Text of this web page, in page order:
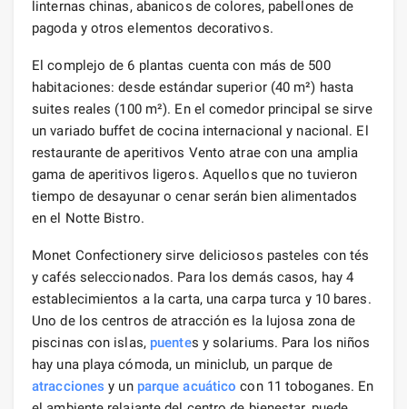
linternas chinas, abanicos de colores, pabellones de
pagoda y otros elementos decorativos.
El complejo de 6 plantas cuenta con más de 500
habitaciones: desde estándar superior (40 m²) hasta
suites reales (100 m²). En el comedor principal se sirve
un variado buffet de cocina internacional y nacional. El
restaurante de aperitivos Vento atrae con una amplia
gama de aperitivos ligeros. Aquellos que no tuvieron
tiempo de desayunar o cenar serán bien alimentados
en el Notte Bistro.
Monet Confectionery sirve deliciosos pasteles con tés
y cafés seleccionados. Para los demás casos, hay 4
establecimientos a la carta, una carpa turca y 10 bares.
Uno de los centros de atracción es la lujosa zona de
piscinas con islas, puentes y solariums. Para los niños
hay una playa cómoda, un miniclub, un parque de
atracciones y un parque acuático con 11 toboganes. En